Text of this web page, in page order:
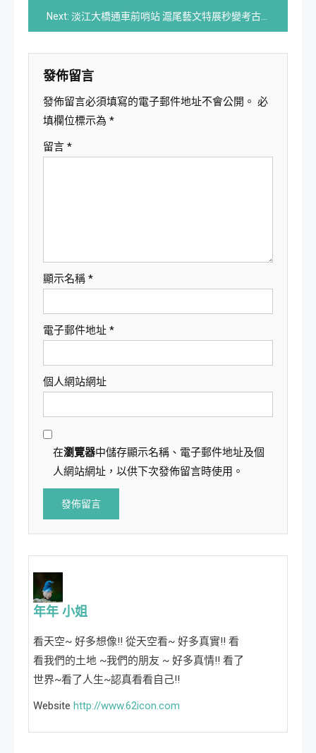
導
覽
Next: 淡江大橋通車前哨站 滬尾藝文特展秒變考古學家
發佈留言
發佈留言必須填寫的電子郵件地址不會公開。 必
填欄位標示為 *
留言 *
顯示名稱 *
電子郵件地址 *
個人網站網址
在瀏覽器中儲存顯示名稱、電子郵件地址及個
人網站網址，以供下次發佈留言時使用。
年年 小姐
看天空~ 好多想像!! 從天空看~ 好多真實!! 看
看我們的土地 ~我們的朋友 ~ 好多真情!! 看了
世界~看了人生~認真看看自己!!
Website http://www.62icon.com